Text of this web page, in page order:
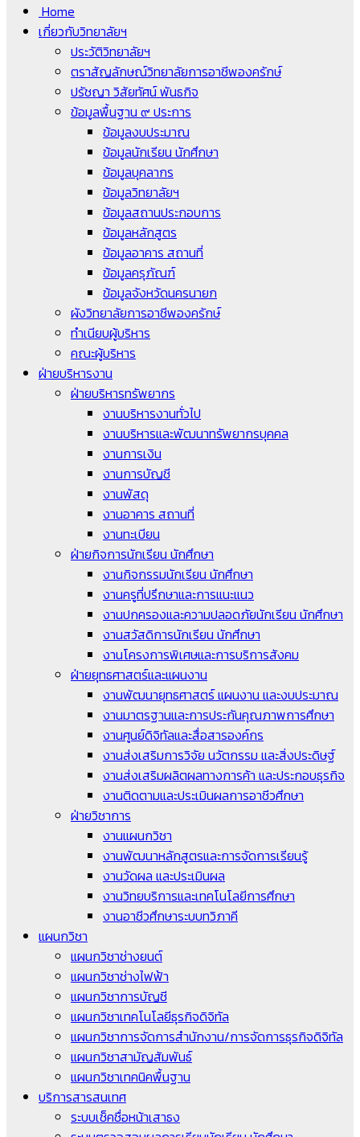
Home
เกี่ยวกับวิทยาลัยฯ
ประวัติวิทยาลัยฯ
ตราสัญลักษณ์วิทยาลัยการอาชีพองครักษ์
ปรัชญา วิสัยทัศน์ พันธกิจ
ข้อมูลพื้นฐาน ๙ ประการ
ข้อมูลงบประมาณ
ข้อมูลนักเรียน นักศึกษา
ข้อมูลบุคลากร
ข้อมูลวิทยาลัยฯ
ข้อมูลสถานประกอบการ
ข้อมูลหลักสูตร
ข้อมูลอาคาร สถานที่
ข้อมูลครุภัณฑ์
ข้อมูลจังหวัดนครนายก
ผังวิทยาลัยการอาชีพองครักษ์
ทำเนียบผู้บริหาร
คณะผู้บริหาร
ฝ่ายบริหารงาน
ฝ่ายบริหารทรัพยากร
งานบริหารงานทั่วไป
งานบริหารและพัฒนาทรัพยากรบุคคล
งานการเงิน
งานการบัญชี
งานพัสดุ
งานอาคาร สถานที่
งานทะเบียน
ฝ่ายกิจการนักเรียน นักศึกษา
งานกิจกรรมนักเรียน นักศึกษา
งานครูที่ปรึกษาและการแนะแนว
งานปกครองและความปลอดภัยนักเรียน นักศึกษา
งานสวัสดิการนักเรียน นักศึกษา
งานโครงการพิเศษและการบริการสังคม
ฝ่ายยุทธศาสตร์และแผนงาน
งานพัฒนายุทธศาสตร์ แผนงาน และงบประมาณ
งานมาตรฐานและการประกันคุณภาพการศึกษา
งานศูนย์ดิจิทัลและสื่อสารองค์กร
งานส่งเสริมการวิจัย นวัตกรรม และสิ่งประดิษฐ์
งานส่งเสริมผลิตผลทางการค้า และประกอบธุรกิจ
งานติดตามและประเมินผลการอาชีวศึกษา
ฝ่ายวิชาการ
งานแผนกวิชา
งานพัฒนาหลักสูตรและการจัดการเรียนรู้
งานวัดผล และประเมินผล
งานวิทยบริการและเทคโนโลยีการศึกษา
งานอาชีวศึกษาระบบทวิภาคี
แผนกวิชา
แผนกวิชาช่างยนต์
แผนกวิชาช่างไฟฟ้า
แผนกวิชาการบัญชี
แผนกวิชาเทคโนโลยีธุรกิจดิจิทัล
แผนกวิชาการจัดการสำนักงาน/การจัดการธุรกิจดิจิทัล
แผนกวิชาสามัญสัมพันธ์
แผนกวิชาเทคนิคพื้นฐาน
บริการสารสนเทศ
ระบบเช็คชื่อหน้าเสาธง